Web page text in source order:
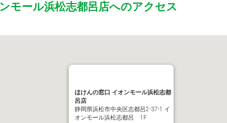
モール浜松志都呂店へのアクセス
ほけんの窓口 イオンモール浜松志都
呂店
静岡県浜松市中央区志都呂2-37-1 イ
オンモール浜松志都呂 1F